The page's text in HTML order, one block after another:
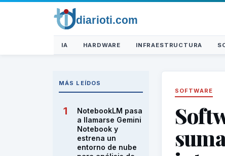
IA HARDWARE INFRAESTRUCTURA
MÁS LEÍDOS
NotebookLM pasa
a llamarse Gemini
Notebook y
estrena un
entorno de nube
SOFTWARE